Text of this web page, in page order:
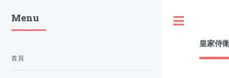
皇家侍
Menu
首頁